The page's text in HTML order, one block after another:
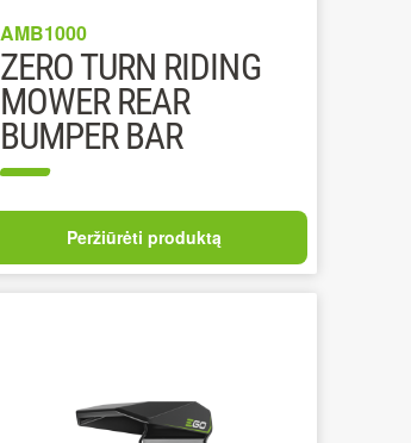
AMB1000
ZERO TURN RIDING
MOWER REAR
BUMPER BAR
Peržiūrėti produktą